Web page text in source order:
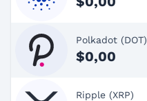
Polkadot (DOT)
$0,00
Ripple (XRP)